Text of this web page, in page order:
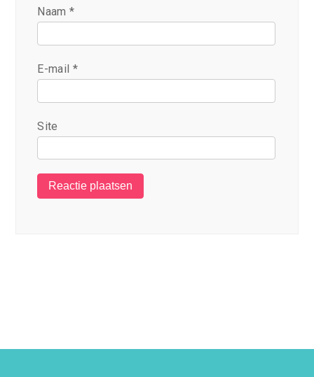
Naam*
E-mail *
Site